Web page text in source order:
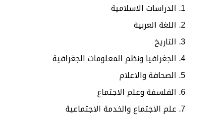
الدراسات الاسلامية
اللغة العربية
التاريخ
الجغرافيا ونظم المعلومات الجغرافية
الصحافة والاعلام
الفلسفة وعلم الاجتماع
علم الاجتماع والخدمة الاجتماعية